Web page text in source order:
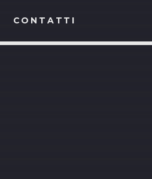
CONTATTI